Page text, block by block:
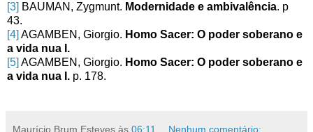
[3] BAUMAN, Zygmunt. Modernidade e ambivalência. p
43.
[4] AGAMBEN, Giorgio. Homo Sacer: O poder soberano e
a vida nua I.
[5] AGAMBEN, Giorgio. Homo Sacer: O poder soberano e
a vida nua I. p. 178.
Maurício Brum Esteves às 06:11 Nenhum comentário: